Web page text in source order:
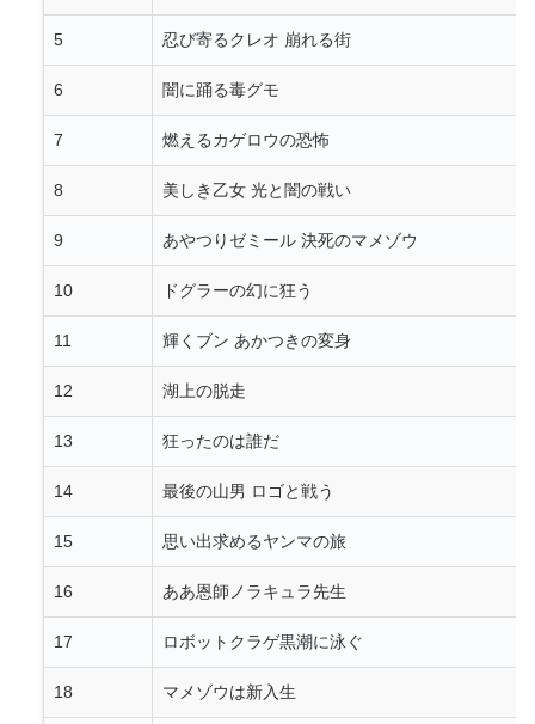
5 忍び寄るクレオ 崩れる街
6 闇に踊る毒グモ
7 燃えるカゲロウの恐怖
8 美しき乙女 光と闇の戦い
9 あやつりゼミール 決死のマメゾウ
10 ドグラーの幻に狂う
11 輝くブン あかつきの変身
12 湖上の脱走
13 狂ったのは誰だ
14 最後の山男 ロゴと戦う
15 思い出求めるヤンマの旅
16 ああ恩師ノラキュラ先生
17 ロボットクラゲ黒潮に泳ぐ
18 マメゾウは新入生